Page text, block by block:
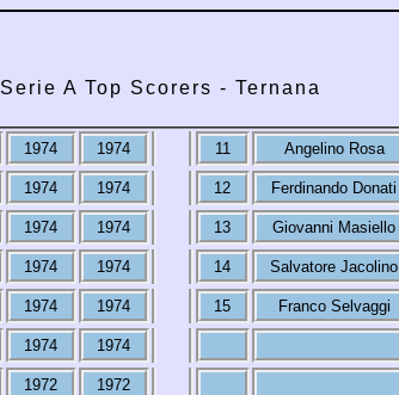
Serie A Top Scorers - Ternana
1974 1974 11 Angelino Rosa
1974 1974 12 Ferdinando Donati
1974 1974 13 Giovanni Masiello
1974 1974 14 Salvatore Jacolino
1974 1974 15 Franco Selvaggi
1974 1974
1972 1972